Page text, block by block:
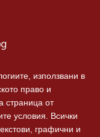
използвани в
право и
страница от
условия. Всички
графични и